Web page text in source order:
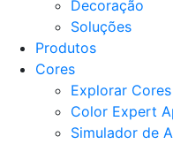
Decoração
Soluções
Produtos
Cores
Explorar Cores
Color Expert
Simulador de